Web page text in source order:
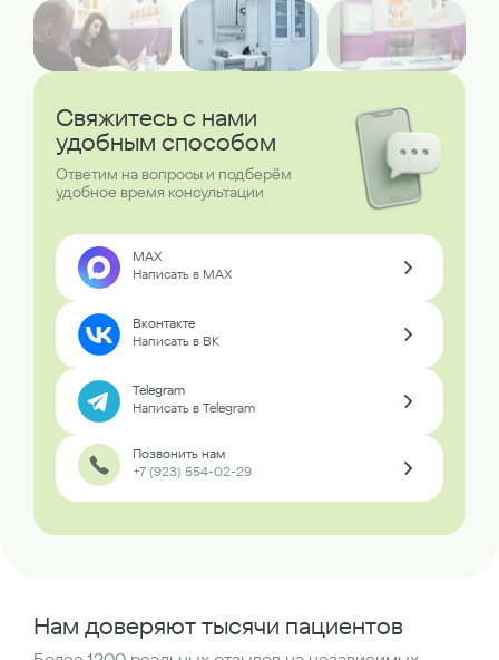
Свяжитесь с нами
удобным способом
Ответим на вопросы и подберём
удобное время консультации
MAX
Написать в MAX
Вконтакте
Написать в ВК
Telegram
Написать в Telegram
Позвонить нам
+7 (923) 554-02-29
Нам доверяют тысячи пациентов